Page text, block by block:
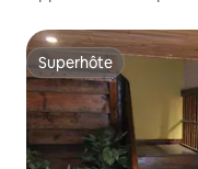
Superhôte
Superhôte